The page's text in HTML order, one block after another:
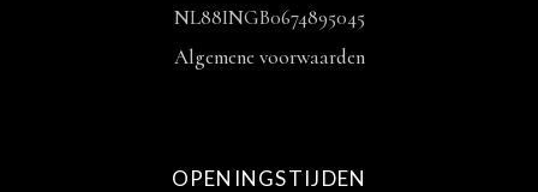
NL88INGB0674895045
Algemene voorwaarden
OPENINGSTIJDEN